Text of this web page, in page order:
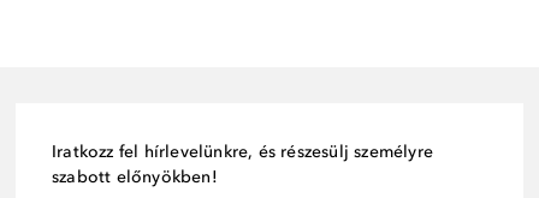
Iratkozz fel hírlevelünkre, és részesülj személyre
szabott előnyökben!